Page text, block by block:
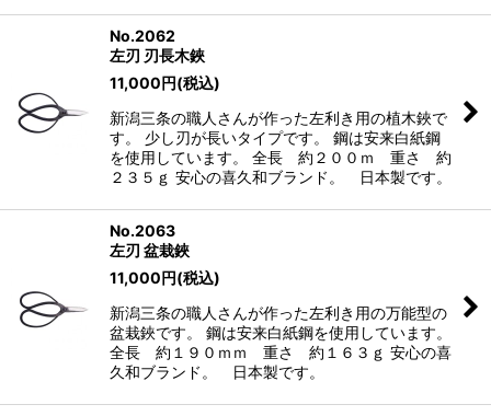
No.2062
左刃 刃長木鋏
11,000円(税込)
新潟三条の職人さんが作った左利き用の植木鋏で
す。 少し刃が長いタイプです。 鋼は安来白紙鋼
を使用しています。 全長 約２００ｍ 重さ 約
２３５ｇ 安心の喜久和ブランド。 日本製です。
No.2063
左刃 盆栽鋏
11,000円(税込)
新潟三条の職人さんが作った左利き用の万能型の
盆栽鋏です。 鋼は安来白紙鋼を使用しています。
全長 約１９０ｍｍ 重さ 約１６３ｇ 安心の喜
久和ブランド。 日本製です。